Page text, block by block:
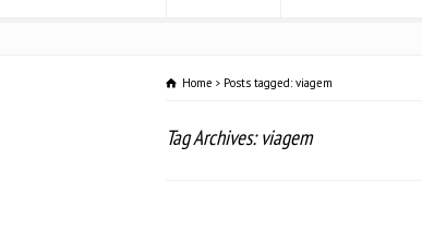
Home Posts tagged: viagem
Tag Archives: viagem